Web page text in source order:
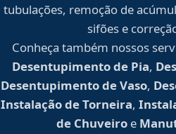
tubulações, remoção de
sifões e
Conheça também nossos
Desentupimento de Pia,
Desentupimento de Vaso,
Instalação de Torneira,
de Chuveiro e